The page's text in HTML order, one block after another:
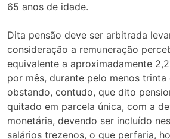
65 anos de idade.
Dita pensão deve ser arbitrada
consideração a remuneração
equivalente a aproximadamente
por mês, durante pelo menos trinta
obstando, contudo, que dito
quitado em parcela única, com a
monetária, devendo ser incluído
salários trezenos, o que perfaria,